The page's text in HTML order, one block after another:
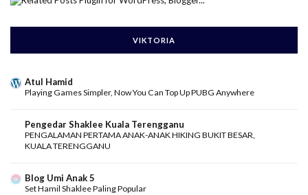
VIKTORIA
Atul Hamid
Playing Games Simpler, Now You Can Top Up PUBG Anywhere
Pengedar Shaklee Kuala Terengganu
PENGALAMAN PERTAMA ANAK-ANAK HIKING BUKIT BESAR,
KUALA TERENGGANU
Blog Umi Anak 5
Set Hamil Shaklee Paling Popular